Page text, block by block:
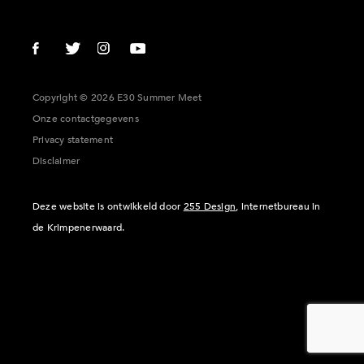
Copyright © 2026 E30 Summer Meet
Onze contactgegevens
Privacy statement
Disclaimer
Deze website is ontwikkeld door 255 Design, internetbureau in
de Krimpenerwaard.